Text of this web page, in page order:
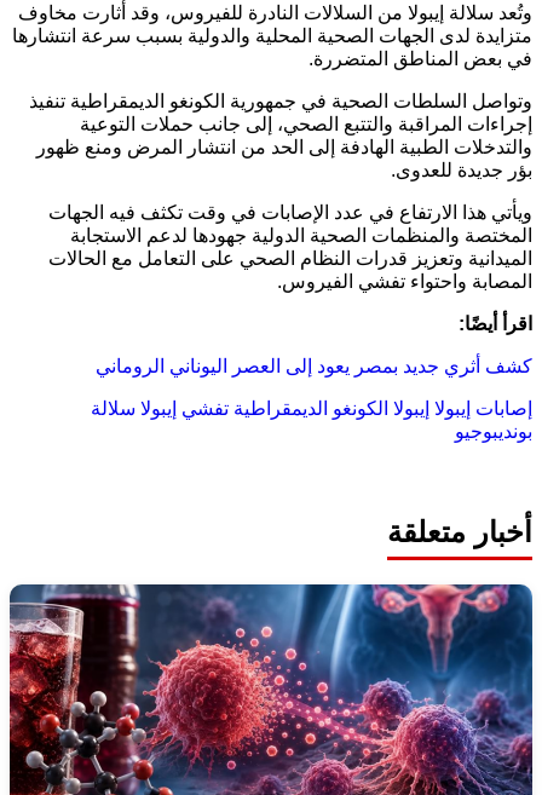
وتُعد سلالة إيبولا من السلالات النادرة للفيروس، وقد أثارت مخاوف
متزايدة لدى الجهات الصحية المحلية والدولية بسبب سرعة انتشارها
في بعض المناطق المتضررة.
وتواصل السلطات الصحية في جمهورية الكونغو الديمقراطية تنفيذ
إجراءات المراقبة والتتبع الصحي، إلى جانب حملات التوعية
والتدخلات الطبية الهادفة إلى الحد من انتشار المرض ومنع ظهور
بؤر جديدة للعدوى.
ويأتي هذا الارتفاع في عدد الإصابات في وقت تكثف فيه الجهات
المختصة والمنظمات الصحية الدولية جهودها لدعم الاستجابة
الميدانية وتعزيز قدرات النظام الصحي على التعامل مع الحالات
المصابة واحتواء تفشي الفيروس.
اقرأ أيضًا:
كشف أثري جديد بمصر يعود إلى العصر اليوناني الروماني
إصابات إيبولا إيبولا الكونغو الديمقراطية تفشي إيبولا سلالة
بونديبوجيو
أخبار متعلقة